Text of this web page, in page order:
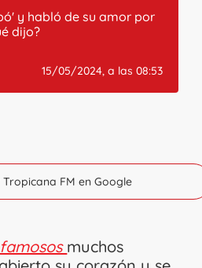
y habló de su amor por
dijo?
15/05/2024, a las 08:53
FM en Google
muchos